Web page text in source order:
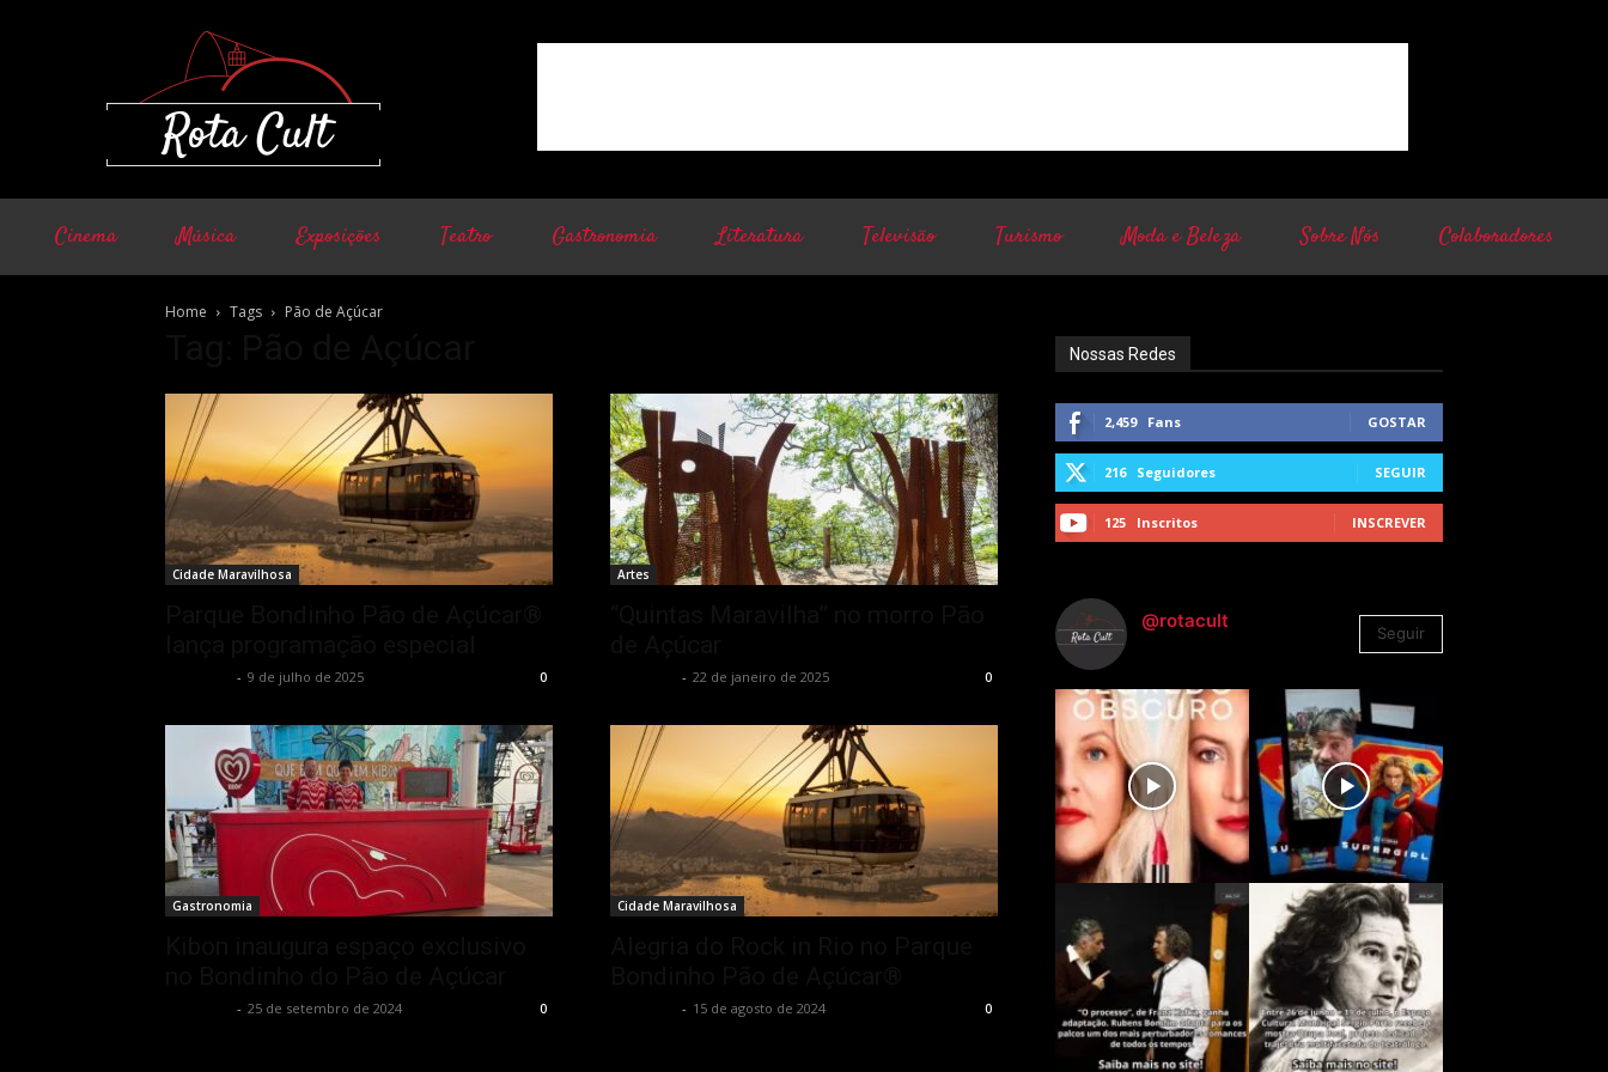
Cinema Música Exposições Teatro Gastronomia Literatura Televisão Turismo Moda e Beleza Sobre Nós Colaboradores
Home Tags Pão de Açúcar
Cidade Maravilhosa
- 9 de julho de 2025 0
Artes
- 22 de janeiro de 2025 0
Gastronomia
- 25 de setembro de 2024 0
Cidade Maravilhosa
- 15 de agosto de 2024 0
Nossas Redes
2,459 Fans GOSTAR
216 Seguidores SEGUIR
125 Inscritos INSCREVER
@rotacult
Seguir